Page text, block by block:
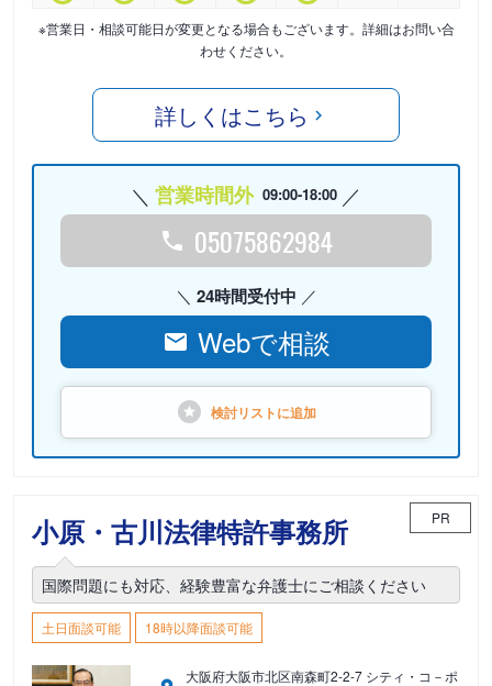
※営業日・相談可能日が変更となる場合もございます。詳細はお問い合
わせください。
詳しくはこちら
営業時間外 09:00-18:00
05075862984
24時間受付中
Webで相談
検討リストに追加
小原・古川法律特許事務所 PR
国際問題にも対応、経験豊富な弁護士にご相談ください
土日面談可能 18時以降面談可能
大阪府大阪市北区南森町2-2-7 シティ・コ－ポ